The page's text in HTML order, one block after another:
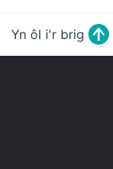
Yn ôl i'r brig